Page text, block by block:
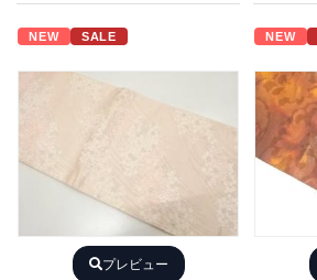
NEW SALE
プレビュー
NEW